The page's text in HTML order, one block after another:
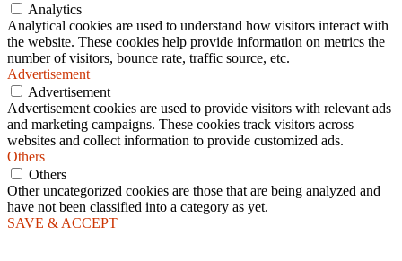
Analytics
Analytical cookies are used to understand how visitors interact with
the website. These cookies help provide information on metrics the
number of visitors, bounce rate, traffic source, etc.
Advertisement
Advertisement
Advertisement cookies are used to provide visitors with relevant ads
and marketing campaigns. These cookies track visitors across
websites and collect information to provide customized ads.
Others
Others
Other uncategorized cookies are those that are being analyzed and
have not been classified into a category as yet.
SAVE & ACCEPT